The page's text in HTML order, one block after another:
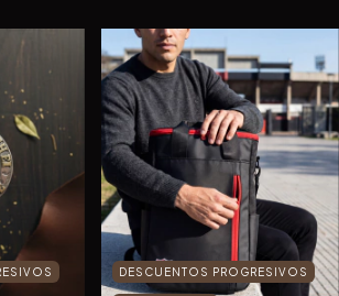
DESCUENTOS PROGRESIVOS